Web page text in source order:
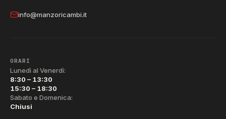
info@manzoricambi.it
ORARI
Lunedì al Venerdì:
8:30 – 13:30
15:30 – 18:30
Sabato e Domenica:
Chiusi